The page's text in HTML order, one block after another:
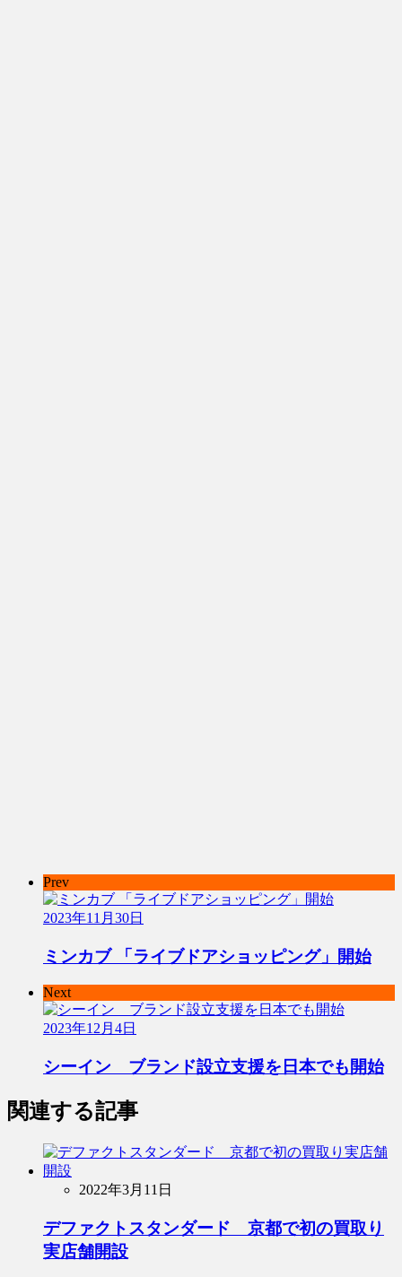
Prev
2023年11月30日
ミンカブ 「ライブドアショッピング」開始
Next
2023年12月4日
シーイン ブランド設立支援を日本でも開始
関連する記事
2022年3月11日
デファクトスタンダード 京都で初の買取り
実店舗開設